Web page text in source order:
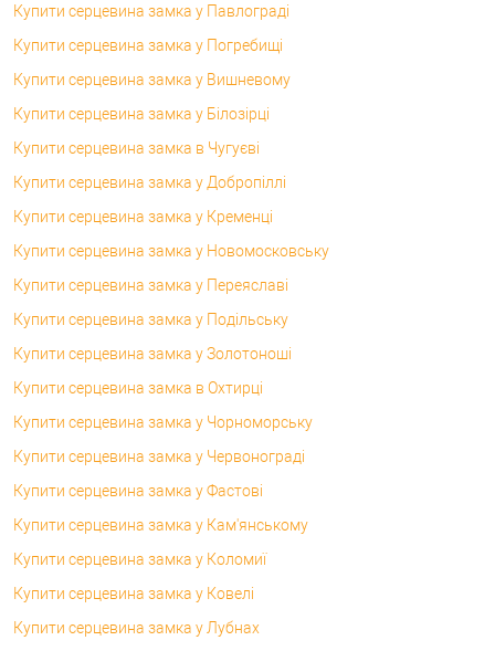
Купити серцевина замка у Павлограді
Купити серцевина замка у Погребищі
Купити серцевина замка у Вишневому
Купити серцевина замка у Білозірці
Купити серцевина замка в Чугуєві
Купити серцевина замка у Добропіллі
Купити серцевина замка у Кременці
Купити серцевина замка у Новомосковську
Купити серцевина замка у Переяславі
Купити серцевина замка у Подільську
Купити серцевина замка у Золотоноші
Купити серцевина замка в Охтирці
Купити серцевина замка у Чорноморську
Купити серцевина замка у Червонограді
Купити серцевина замка у Фастові
Купити серцевина замка у Кам'янському
Купити серцевина замка у Коломиї
Купити серцевина замка у Ковелі
Купити серцевина замка у Лубнах